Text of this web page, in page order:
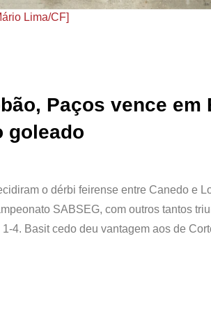
Lima/CF]
Paços vence
goleado
o dérbi feirense entre Canedo e
SABSEG, com outros tantos
4. Basit cedo deu vantagem aos de